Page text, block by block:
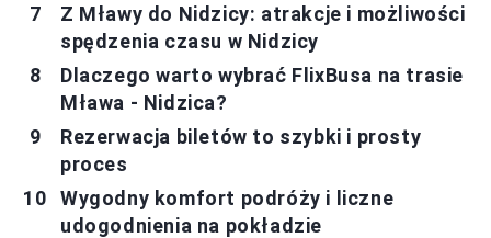
Z Mławy do Nidzicy: atrakcje i możliwości
spędzenia czasu w Nidzicy
Dlaczego warto wybrać FlixBusa na trasie
Mława - Nidzica?
Rezerwacja biletów to szybki i prosty
proces
Wygodny komfort podróży i liczne
udogodnienia na pokładzie